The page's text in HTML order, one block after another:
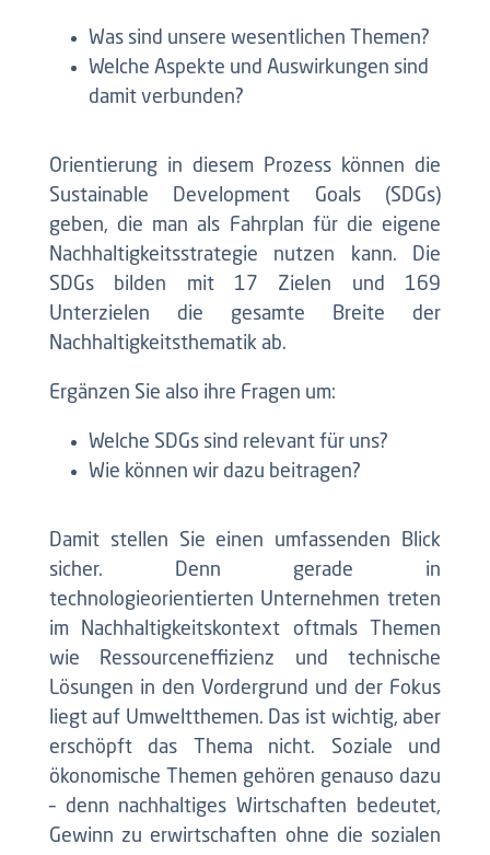
Was sind unsere wesentlichen Themen?
Welche Aspekte und Auswirkungen sind
damit verbunden?
Orientierung in diesem Prozess können die
Sustainable Development Goals (SDGs)
geben, die man als Fahrplan für die eigene
Nachhaltigkeitsstrategie nutzen kann. Die
SDGs bilden mit 17 Zielen und 169
Unterzielen die gesamte Breite der
Nachhaltigkeitsthematik ab.
Ergänzen Sie also ihre Fragen um:
Welche SDGs sind relevant für uns?
Wie können wir dazu beitragen?
Damit stellen Sie einen umfassenden Blick
sicher. Denn gerade in
technologieorientierten Unternehmen treten
im Nachhaltigkeitskontext oftmals Themen
wie Ressourceneffizienz und technische
Lösungen in den Vordergrund und der Fokus
liegt auf Umweltthemen. Das ist wichtig, aber
erschöpft das Thema nicht. Soziale und
ökonomische Themen gehören genauso dazu
– denn nachhaltiges Wirtschaften bedeutet,
Gewinn zu erwirtschaften ohne die sozialen